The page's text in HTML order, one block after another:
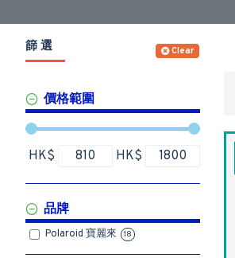
篩 選 Clear
價格範圍
HK$ HK$
品牌
Polaroid 寶麗來 18